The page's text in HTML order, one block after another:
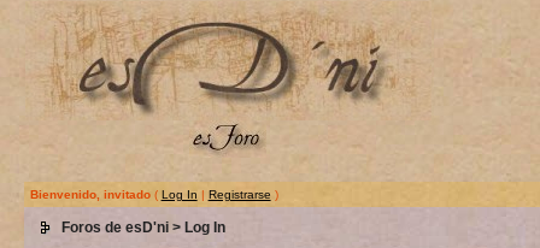
Bienvenido, invitado( Log In | Registrarse )
Foros de esD'ni> Log In